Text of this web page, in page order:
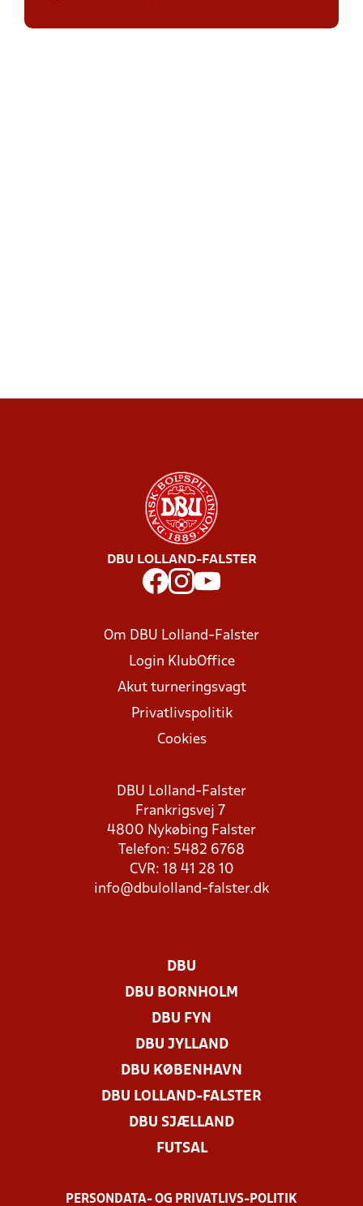
DBU LOLLAND-FALSTER
Om DBU Lolland-Falster
Login KlubOffice
Akut turneringsvagt
Privatlivspolitik
Cookies
DBU Lolland-Falster
Frankrigsvej 7
4800 Nykøbing Falster
Telefon: 5482 6768
CVR: 18 41 28 10
info@dbulolland-falster.dk
DBU
DBU BORNHOLM
DBU FYN
DBU JYLLAND
DBU KØBENHAVN
DBU LOLLAND-FALSTER
DBU SJÆLLAND
FUTSAL
PERSONDATA- OG PRIVATLIVS-POLITIK